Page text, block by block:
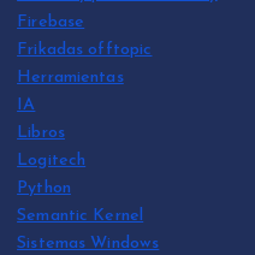
Firebase
Frikadas offtopic
Herramientas
IA
Libros
Logitech
Python
Semantic Kernel
Sistemas Windows